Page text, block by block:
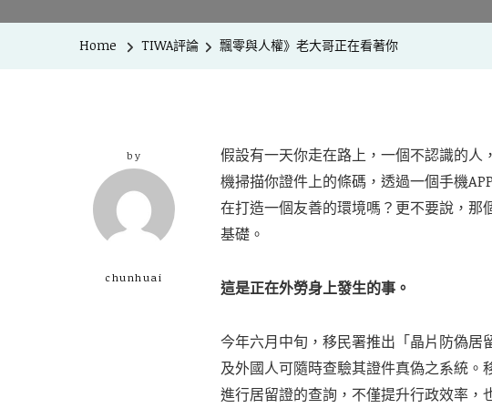
Home TIWA評論 飄零與人權》老大哥正在看著你
by
chunhuai
假設有一天你走在路上，一個不認識的
機掃描你證件上的條碼，透過一個手機
在打造一個友善的環境嗎？更不要說，
基礎。
這是正在外勞身上發生的事。
今年六月中旬，移民署推出「晶片防偽居
及外國人可隨時查驗其證件真偽之系統。
進行居留證的查詢，不僅提升行政效率，